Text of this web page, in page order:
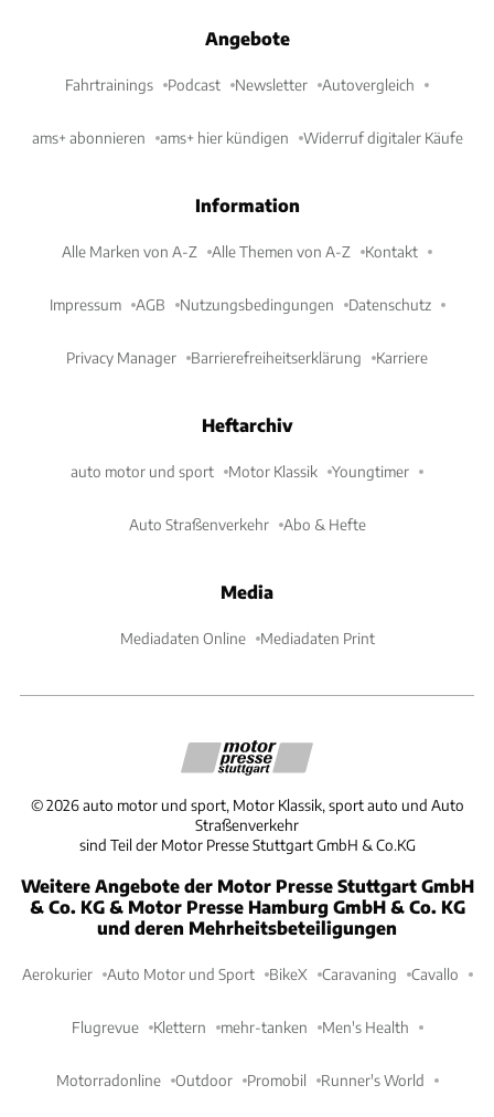
Angebote
Fahrtrainings Podcast Newsletter Autovergleich
ams+ abonnieren ams+ hier kündigen Widerruf digitaler Käufe
Information
Alle Marken von A-Z Alle Themen von A-Z Kontakt
Impressum AGB Nutzungsbedingungen Datenschutz
Privacy Manager Barrierefreiheitserklärung Karriere
Heftarchiv
auto motor und sport Motor Klassik Youngtimer
Auto Straßenverkehr Abo & Hefte
Media
Mediadaten Online Mediadaten Print
©2026 auto motor und sport, Motor Klassik, sport auto und Auto
Straßenverkehr
sind Teil der Motor Presse Stuttgart GmbH & Co.KG
Weitere Angebote der Motor Presse Stuttgart GmbH
& Co. KG & Motor Presse Hamburg GmbH & Co. KG
und deren Mehrheitsbeteiligungen
Aerokurier Auto Motor und Sport BikeX Caravaning Cavallo
Flugrevue Klettern mehr-tanken Men's Health
Motorradonline Outdoor Promobil Runner's World